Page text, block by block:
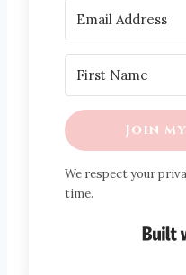
Join
We respect your
time.